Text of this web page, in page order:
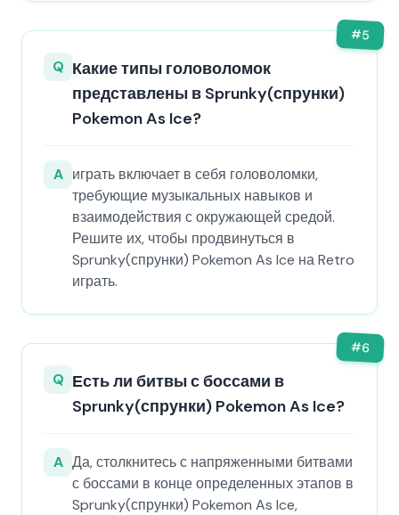
#5
Q Какие типы головоломок
представлены в Sprunky(спрунки)
Pokemon As Ice?
A играть включает в себя головоломки,
требующие музыкальных навыков и
взаимодействия с окружающей средой.
Решите их, чтобы продвинуться в
Sprunky(спрунки) Pokemon As Ice на Retro
играть.
#6
Q Есть ли битвы с боссами в
Sprunky(спрунки) Pokemon As Ice?
A Да, столкнитесь с напряженными битвами
с боссами в конце определенных этапов в
Sprunky(спрунки) Pokemon As Ice,